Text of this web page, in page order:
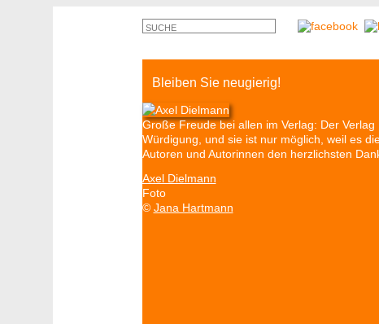
Bleiben Sie neugierig!
Große Freude bei allen im Verlag: Der
Würdigung, und sie ist nur möglich, weil es
Autoren und Autorinnen den herzlichsten
Axel Dielmann
Foto
© Jana Hartmann